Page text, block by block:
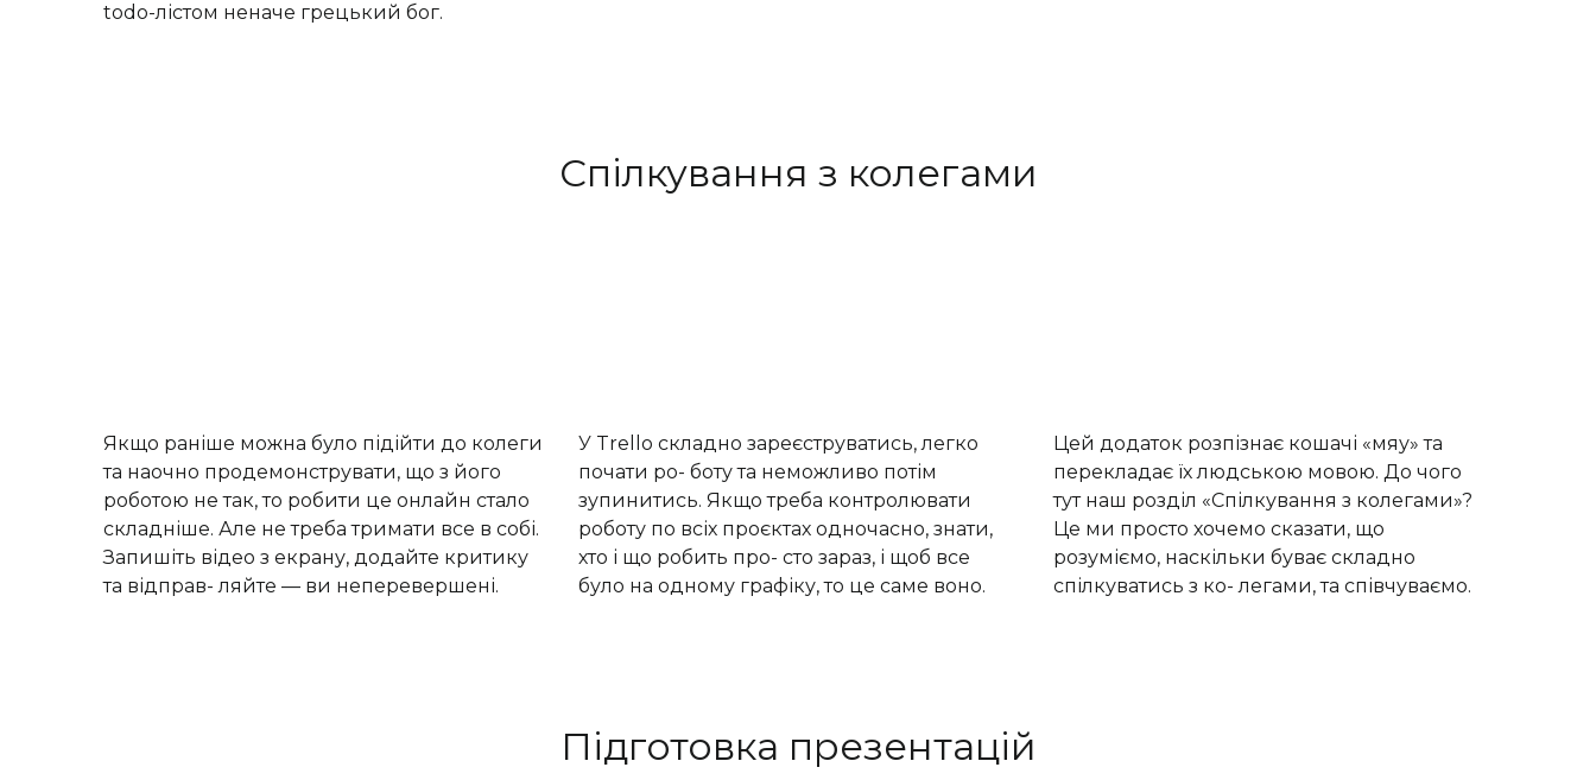
todo-лістом неначе грецький бог.
Спілкування з колегами
Якщо раніше можна було підійти до колеги
та наочно продемонструвати, що з його
роботою не так, то робити це онлайн стало
складніше. Але не треба тримати все в собі.
Запишіть відео з екрану, додайте критику
та відправ- ляйте — ви неперевершені.
У Trello складно зареєструватись, легко
почати ро- боту та неможливо потім
зупинитись. Якщо треба контролювати
роботу по всіх проєктах одночасно, знати,
хто і що робить про- сто зараз, і щоб все
було на одному графіку, то це саме воно.
Цей додаток розпізнає кошачі «мяу» та
перекладає їх людською мовою. До чого
тут наш розділ «Спілкування з колегами»?
Це ми просто хочемо сказати, що
розуміємо, наскільки буває складно
спілкуватись з ко- легами, та співчуваємо.
Підготовка презентацій